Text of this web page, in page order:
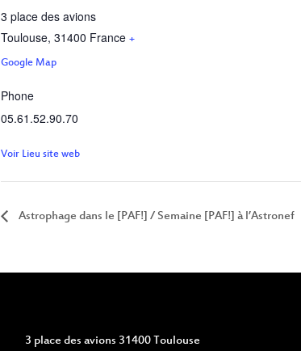
3 place des avions
Toulouse, 31400 France +
Google Map
Phone
05.61.52.90.70
Voir Lieu site web
Astrophage dans le [PAF!] / Semaine [PAF!] à l’Astronef
3 place des avions 31400 Toulouse